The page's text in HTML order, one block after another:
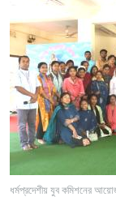
ধর্মপ্রদেশীয় যুব কমিশনের